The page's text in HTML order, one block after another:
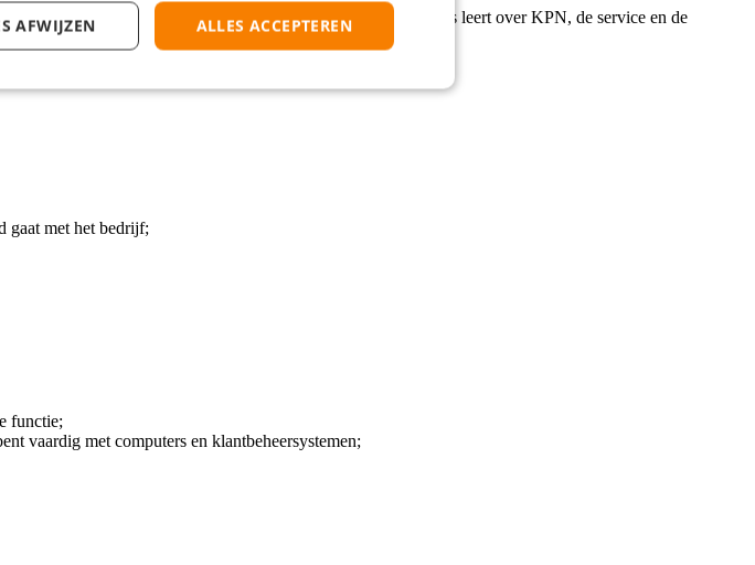
Je krijgt een betaalde training waarin je alles leert over KPN, de service en de
gaat met het bedrijf;
functie;
vaardig met computers en klantbeheersystemen;
ALLES ACCEPTEREN
AFWIJZEN